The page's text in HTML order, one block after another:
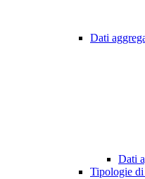
Dati
Dati
Tipologie